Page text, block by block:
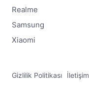
Realme
Samsung
Xiaomi
Gizlilik Politikası İletişim